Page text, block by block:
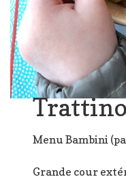
Menu Bambini
Grande cour